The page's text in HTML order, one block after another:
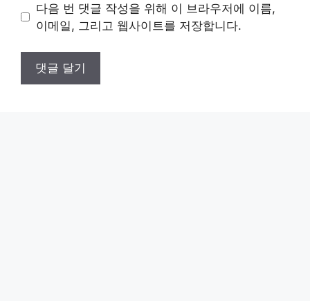
트
다음 번 댓글 작성을 위해 이 브라우저에 이름,
이메일, 그리고 웹사이트를 저장합니다.